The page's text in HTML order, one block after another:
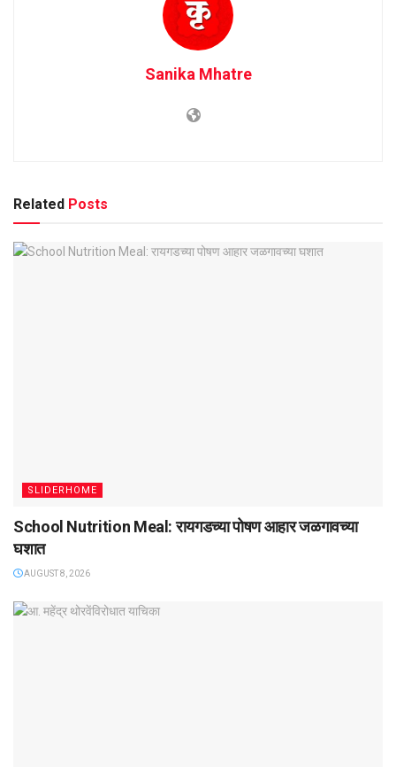
Sanika Mhatre
Related Posts
SLIDERHOME
School Nutrition Meal: रायगडच्या पोषण आहार जळगावच्या
घशात
AUGUST 8, 2026